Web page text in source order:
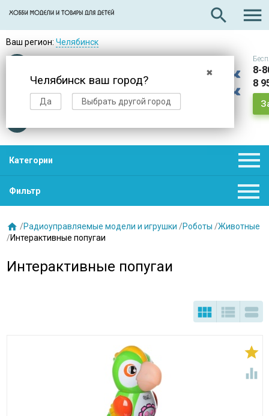
search 
Ваш регион: Челябинск
✖
Челябинск ваш город?
Да Выбрать другой город
Доставкав день заказа
8-
8
Категории 
Фильтр 
 /Радиоуправляемые модели и игрушки /Роботы /Животные
/Интерактивные попугаи
Интерактивные попугаи
  

